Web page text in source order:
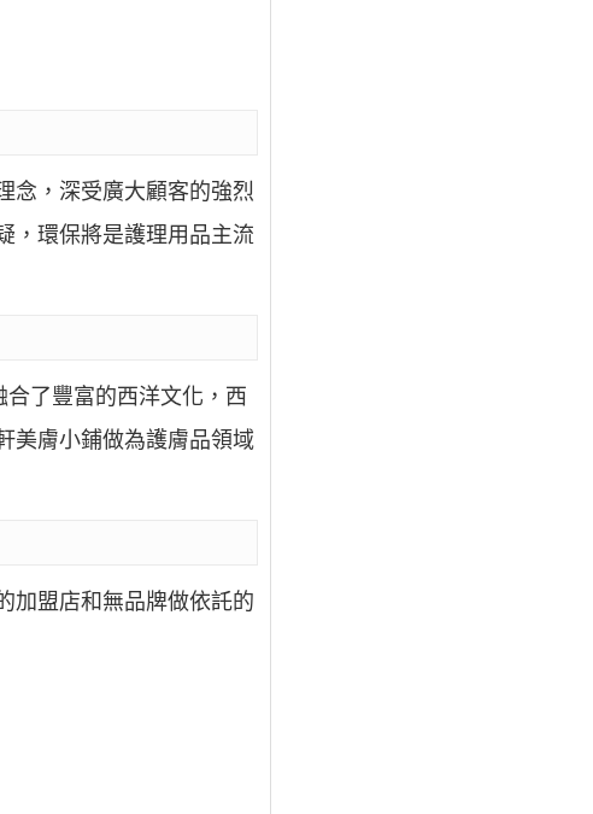
念，深受廣大顧客的強烈
，環保將是護理用品主流
了豐富的西洋文化，西
美膚小鋪做為護膚品領域
加盟店和無品牌做依託的